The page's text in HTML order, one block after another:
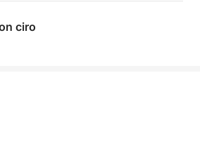
Sorrento-Bootes (140 PS)
voller Komfort,
Bewundern Sie die
Häuser mit Blick auf das
ciro